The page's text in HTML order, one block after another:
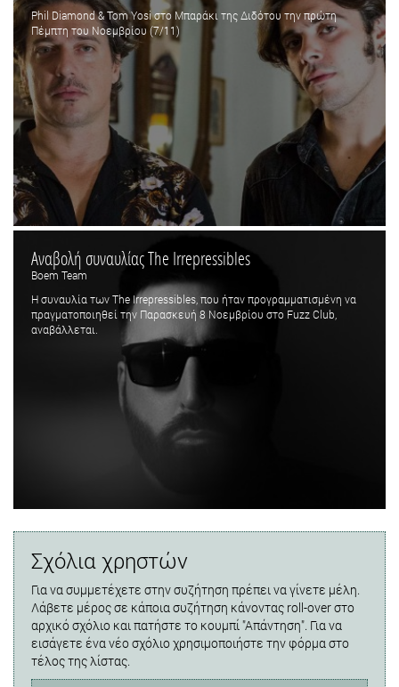
Phil Diamond & Tom Yosi στο Μπαράκι της Διδότου την πρώτη
Πέμπτη του Νοεμβρίου (7/11)
Αναβολή συναυλίας The Irrepressibles
Boem Team
Η συναυλία των The Irrepressibles, που ήταν προγραμματισμένη να
πραγματοποιηθεί την Παρασκευή 8 Νοεμβρίου στο Fuzz Club,
αναβάλλεται.
Σχόλια χρηστών
Για να συμμετέχετε στην συζήτηση πρέπει να γίνετε μέλη.
Λάβετε μέρος σε κάποια συζήτηση κάνοντας roll-over στο
αρχικό σχόλιο και πατήστε το κουμπί "Απάντηση". Για να
εισάγετε ένα νέο σχόλιο χρησιμοποιήστε την φόρμα στο
τέλος της λίστας.